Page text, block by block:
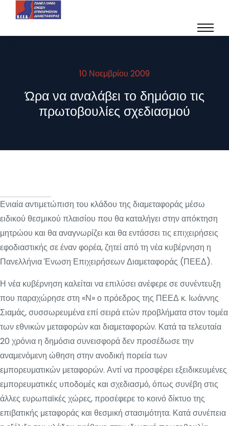
10 Νοεμβρίου 2009
Ώρα να αναλάβει το δημόσιο τις
πρωτοβουλίες σχεδιασμού
Ενιαία αντιμετώπιση του κλάδου της διαμεταφοράς μέσω
ειδικού θεσμικού πλαισίου που θα καταλήγει στην απόκτηση
μητρώου και θα αναγνωρίζει και θα εντάσσει τις επιχειρήσεις
εφοδιαστικής σε έναν φορέα, ζητεί από τη νέα κυβέρνηση η
Πανελλήνια Ένωση Επιχειρήσεων Διαμεταφοράς (ΠΕΕΔ).
Η νέα κυβέρνηση καλείται να επιλύσει ανέφερε σε συνέντευξη
που παραχώρησε στη «Ν» ο πρόεδρος της ΠΕΕΔ κ. Ιωάννης
Σιαμάς, συσσωρευμένα επί σειρά ετών προβλήματα στον τομέα
των εθνικών μεταφορών και διαμεταφορών. Κατά τα τελευταία
20 χρόνια η δημόσια συνεισφορά δεν προσέδωσε την
αναμενόμενη ώθηση στην ανοδική πορεία των
εμπορευματικών μεταφορών. Αντί να προσφέρει εξειδικευμένες
εμπορευματικές υποδομές και σχεδιασμό, όπως συνέβη στις
άλλες ευρωπαϊκές χώρες, προσέφερε το κοινό δίκτυο της
επιβατικής μεταφοράς και θεσμική στασιμότητα. Κατά συνέπεια